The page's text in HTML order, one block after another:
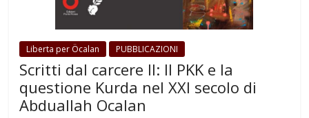
Liberta per Öcalan PUBBLICAZIONI
Scritti dal carcere II: Il PKK e la
questione Kurda nel XXI secolo di
Abduallah Ocalan